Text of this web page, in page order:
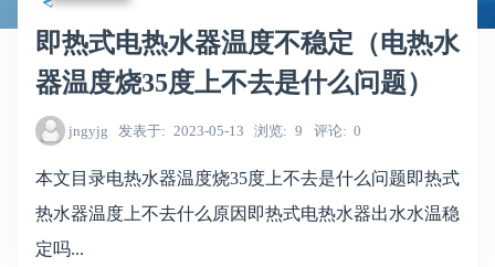
即热式电热水器温度不稳定（电热水
器温度烧35度上不去是什么问题）
jngyjg 发表于 2023-05-13 浏览 9 评论 0
本文目录电热水器温度烧35度上不去是什么问题即热式
热水器温度上不去什么原因即热式电热水器出水水温稳
定吗...